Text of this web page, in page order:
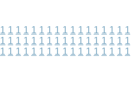
1 1 1 1 1 1 1 1 1 1 1 1 1 1 1 1 1
1 1 1 1 1 1 1 1 1 1 1 1 1 1 1 1 1
1 1 1 1 1 1 1 1 1 1 1 1 1 1 1 1 1